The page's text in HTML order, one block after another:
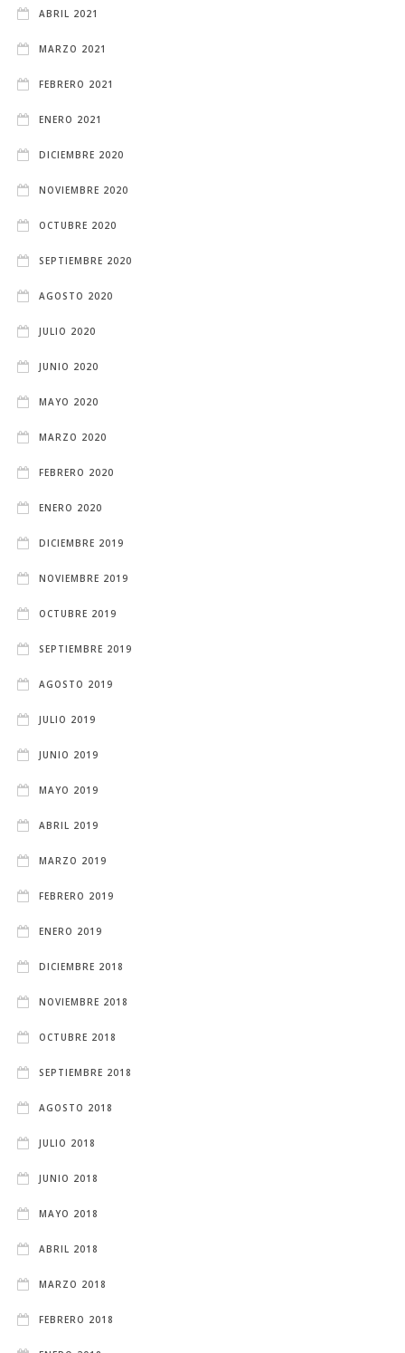
ABRIL 2021
MARZO 2021
FEBRERO 2021
ENERO 2021
DICIEMBRE 2020
NOVIEMBRE 2020
OCTUBRE 2020
SEPTIEMBRE 2020
AGOSTO 2020
JULIO 2020
JUNIO 2020
MAYO 2020
MARZO 2020
FEBRERO 2020
ENERO 2020
DICIEMBRE 2019
NOVIEMBRE 2019
OCTUBRE 2019
SEPTIEMBRE 2019
AGOSTO 2019
JULIO 2019
JUNIO 2019
MAYO 2019
ABRIL 2019
MARZO 2019
FEBRERO 2019
ENERO 2019
DICIEMBRE 2018
NOVIEMBRE 2018
OCTUBRE 2018
SEPTIEMBRE 2018
AGOSTO 2018
JULIO 2018
JUNIO 2018
MAYO 2018
ABRIL 2018
MARZO 2018
FEBRERO 2018